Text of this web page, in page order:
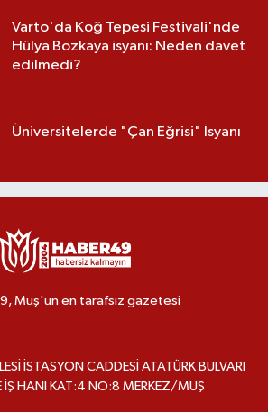
Varto'da Koğ Tepesi Festivali'nde
Hülya Bozkaya isyanı: Neden davet
edilmedi?
Üniversitelerde "Çan Eğrisi" İsyanı
Muş'un en tarafsız gazetesi
İSTASYON CADDESİ ATATÜRK BULVARI
İŞ HANI KAT:4 NO:8 MERKEZ/MUŞ